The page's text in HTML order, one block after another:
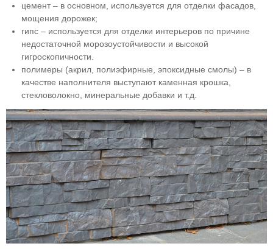
цемент – в основном, используется для отделки фасадов,
мощения дорожек;
гипс – используется для отделки интерьеров по причине
недостаточной морозоустойчивости и высокой
гигроскопичности.
полимеры (акрил, полиэфирные, эпоксидные смолы) – в
качестве наполнителя выступают каменная крошка,
стекловолокно, минеральные добавки и т.д.